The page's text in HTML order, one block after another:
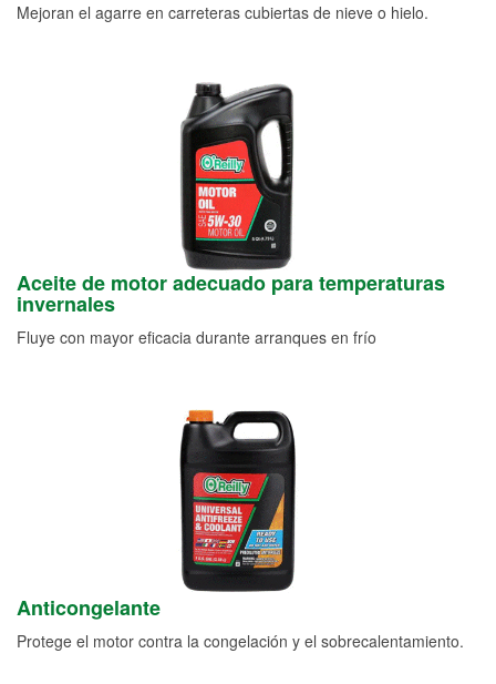
Mejoran el agarre en carreteras cubiertas de nieve o hielo.
Aceite de motor adecuado para temperaturas
invernales
Fluye con mayor eficacia durante arranques en frío
Anticongelante
Protege el motor contra la congelación y el sobrecalentamiento.